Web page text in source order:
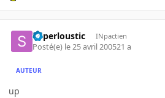
Superloustic INpactien
Posté(e) le 25 avril 200521 a
AUTEUR
up